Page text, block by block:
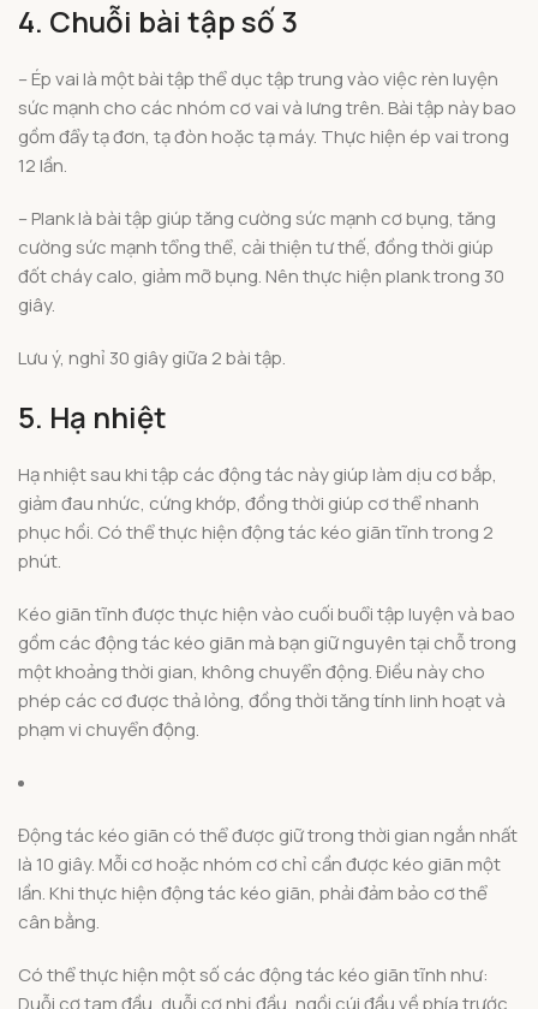
4. Chuỗi bài tập số 3
– Ép vai là một bài tập thể dục tập trung vào việc rèn luyện
sức mạnh cho các nhóm cơ vai và lưng trên. Bài tập này bao
gồm đẩy tạ đơn, tạ đòn hoặc tạ máy. Thực hiện ép vai trong
12 lần.
– Plank là bài tập giúp tăng cường sức mạnh cơ bụng, tăng
cường sức mạnh tổng thể, cải thiện tư thế, đồng thời giúp
đốt cháy calo, giảm mỡ bụng. Nên thực hiện plank trong 30
giây.
Lưu ý, nghỉ 30 giây giữa 2 bài tập.
5. Hạ nhiệt
Hạ nhiệt sau khi tập các động tác này giúp làm dịu cơ bắp,
giảm đau nhức, cứng khớp, đồng thời giúp cơ thể nhanh
phục hồi. Có thể thực hiện động tác kéo giãn tĩnh trong 2
phút.
Kéo giãn tĩnh được thực hiện vào cuối buổi tập luyện và bao
gồm các động tác kéo giãn mà bạn giữ nguyên tại chỗ trong
một khoảng thời gian, không chuyển động. Điều này cho
phép các cơ được thả lỏng, đồng thời tăng tính linh hoạt và
phạm vi chuyển động.
Động tác kéo giãn có thể được giữ trong thời gian ngắn nhất
là 10 giây. Mỗi cơ hoặc nhóm cơ chỉ cần được kéo giãn một
lần. Khi thực hiện động tác kéo giãn, phải đảm bảo cơ thể
cân bằng.
Có thể thực hiện một số các động tác kéo giãn tĩnh như: